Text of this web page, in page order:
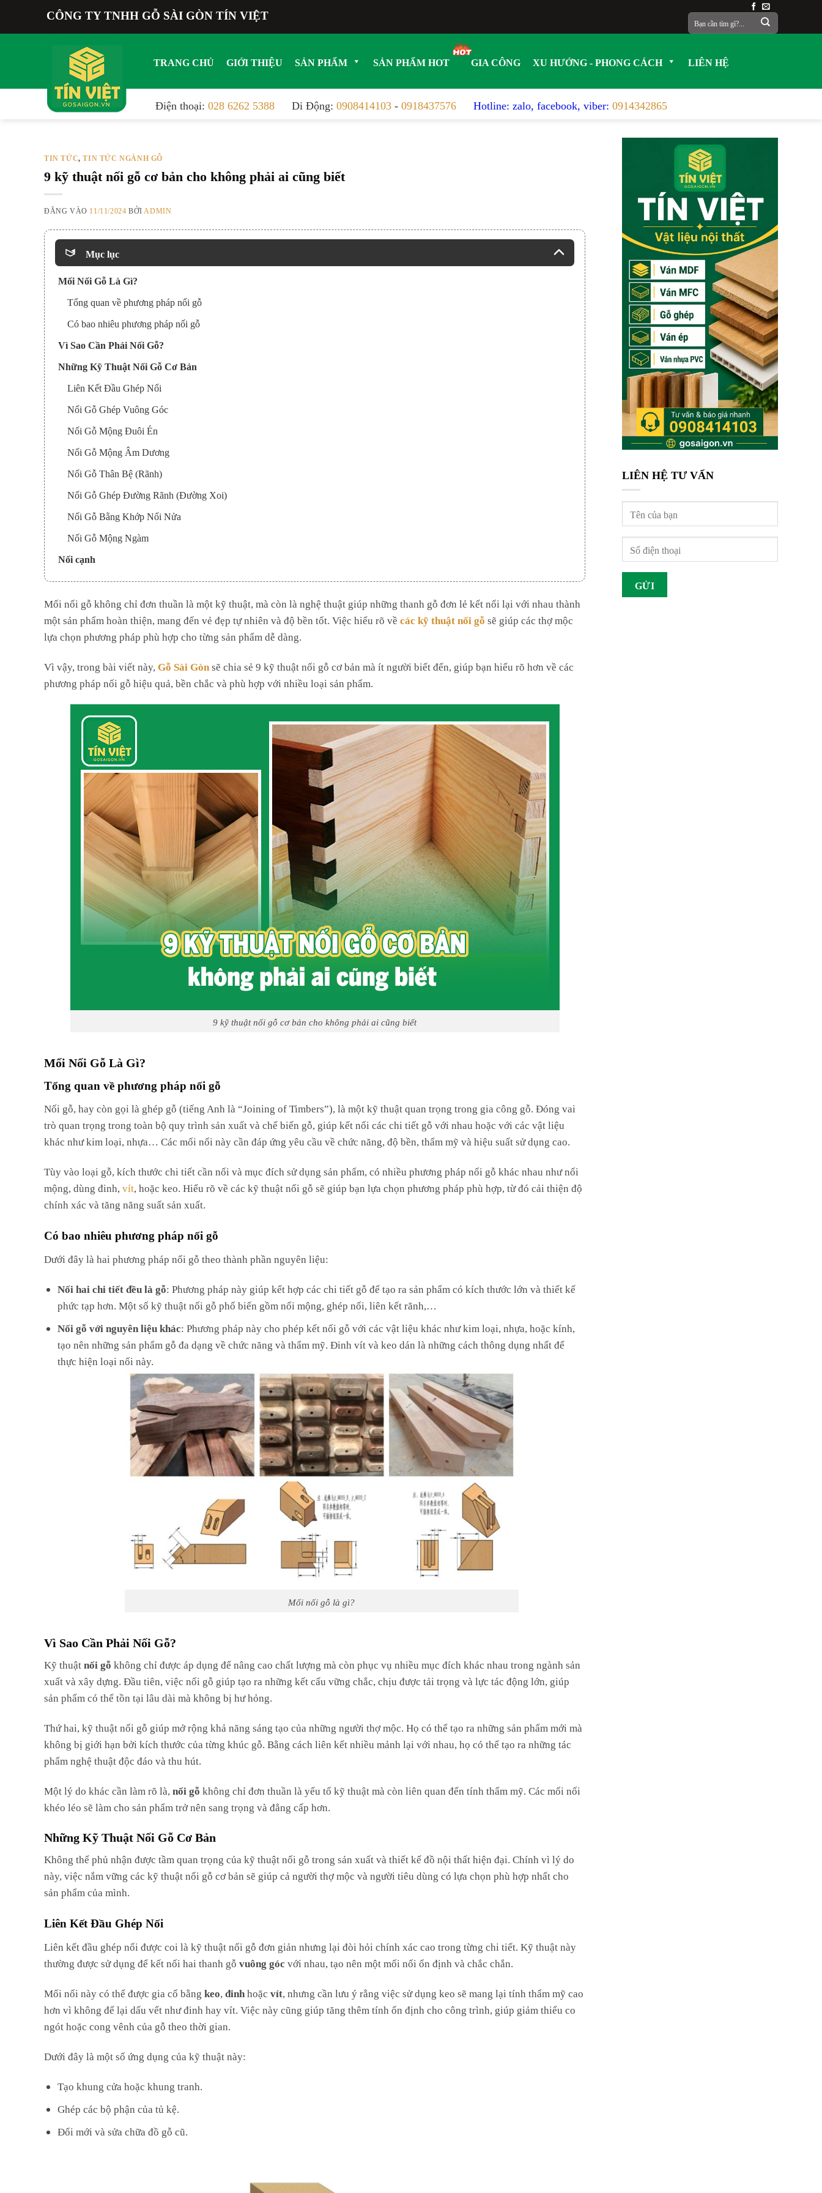
CÔNG TY TNHH GỖ SÀI GÒN TÍN VIỆT
Tìm
kiếm:
TRANG CHỦ GIỚI THIỆU SẢN PHẨM SẢN PHẨM HOT GIA CÔNG XU HƯỚNG - PHONG CÁCH LIÊN HỆ
Điện thoại: 028 6262 5388 Di Động: 0908414103- 0918437576 Hotline: zalo, facebook, viber: 0914342865
TIN TỨC,TIN TỨC NGÀNH GỖ
9 kỹ thuật nối gỗ cơ bản cho không phải ai cũng biết
ĐĂNG VÀO 11/11/2024 BỞI ADMIN
Mục lục
Mối Nối Gỗ Là Gì?
Tổng quan về phương pháp nối gỗ
Có bao nhiêu phương pháp nối gỗ
Vì Sao Cần Phải Nối Gỗ?
Những Kỹ Thuật Nối Gỗ Cơ Bản
Liên Kết Đầu Ghép Nối
Nối Gỗ Ghép Vuông Góc
Nối Gỗ Mộng Đuôi Én
Nối Gỗ Mộng Âm Dương
Nối Gỗ Thân Bệ (Rãnh)
Nối Gỗ Ghép Đường Rãnh (Đường Xoi)
Nối Gỗ Bằng Khớp Nối Nửa
Nối Gỗ Mộng Ngàm
Nối cạnh
Kết Luận
Mối nối gỗ không chỉ đơn thuần là một kỹ thuật, mà còn là nghệ thuật giúp những thanh gỗ đơn lẻ kết nối lại với nhau thành
một sản phẩm hoàn thiện, mang đến vẻ đẹp tự nhiên và độ bền tốt. Việc hiểu rõ về các kỹ thuật nối gỗ sẽ giúp các thợ mộc
lựa chọn phương pháp phù hợp cho từng sản phẩm dễ dàng.
Vì vậy, trong bài viết này, Gỗ Sài Gòn sẽ chia sẻ 9 kỹ thuật nối gỗ cơ bản mà ít người biết đến, giúp bạn hiểu rõ hơn về các
phương pháp nối gỗ hiệu quả, bền chắc và phù hợp với nhiều loại sản phẩm.
9 kỹ thuật nối gỗ cơ bản cho không phải ai cũng biết
Mối Nối Gỗ Là Gì?
Tổng quan về phương pháp nối gỗ
Nối gỗ, hay còn gọi là ghép gỗ (tiếng Anh là “Joining of Timbers”), là một kỹ thuật quan trọng trong gia công gỗ. Đóng vai
trò quan trọng trong toàn bộ quy trình sản xuất và chế biến gỗ, giúp kết nối các chi tiết gỗ với nhau hoặc với các vật liệu
khác như kim loại, nhựa… Các mối nối này cần đáp ứng yêu cầu về chức năng, độ bền, thẩm mỹ và hiệu suất sử dụng cao.
Tùy vào loại gỗ, kích thước chi tiết cần nối và mục đích sử dụng sản phẩm, có nhiều phương pháp nối gỗ khác nhau như nối
mộng, dùng đinh, vít , hoặc keo. Hiểu rõ về các kỹ thuật nối gỗ sẽ giúp bạn lựa chọn phương pháp phù hợp, từ đó cải thiện độ
chính xác và tăng năng suất sản xuất.
Có bao nhiêu phương pháp nối gỗ
Dưới đây là hai phương pháp nối gỗ theo thành phần nguyên liệu:
Nối hai chi tiết đều là gỗ: Phương pháp này giúp kết hợp các chi tiết gỗ để tạo ra sản phẩm có kích thước lớn và thiết kế
phức tạp hơn. Một số kỹ thuật nối gỗ phổ biến gồm nối mộng, ghép nối, liên kết rãnh,…
Nối gỗ với nguyên liệu khác: Phương pháp này cho phép kết nối gỗ với các vật liệu khác như kim loại, nhựa, hoặc kính,
tạo nên những sản phẩm gỗ đa dạng về chức năng và thẩm mỹ. Đinh vít và keo dán là những cách thông dụng nhất để
thực hiện loại nối này.
Mối nối gỗ là gì?
Vì Sao Cần Phải Nối Gỗ?
Kỹ thuật nối gỗ không chỉ được áp dụng để nâng cao chất lượng mà còn phục vụ nhiều mục đích khác nhau trong ngành sản
xuất và xây dựng. Đầu tiên, việc nối gỗ giúp tạo ra những kết cấu vững chắc, chịu được tải trọng và lực tác động lớn, giúp
sản phẩm có thể tồn tại lâu dài mà không bị hư hỏng.
Thứ hai, kỹ thuật nối gỗ giúp mở rộng khả năng sáng tạo của những người thợ mộc. Họ có thể tạo ra những sản phẩm mới mà
không bị giới hạn bởi kích thước của từng khúc gỗ. Bằng cách liên kết nhiều mảnh lại với nhau, họ có thể tạo ra những tác
phẩm nghệ thuật độc đáo và thu hút.
Một lý do khác cần làm rõ là, nối gỗ không chỉ đơn thuần là yếu tố kỹ thuật mà còn liên quan đến tính thẩm mỹ. Các mối nối
khéo léo sẽ làm cho sản phẩm trở nên sang trọng và đẳng cấp hơn.
Những Kỹ Thuật Nối Gỗ Cơ Bản
Không thể phủ nhận được tầm quan trọng của kỹ thuật nối gỗ trong sản xuất và thiết kế đồ nội thất hiện đại. Chính vì lý do
này, việc nắm vững các kỹ thuật nối gỗ cơ bản sẽ giúp cả người thợ mộc và người tiêu dùng có lựa chọn phù hợp nhất cho
sản phẩm của mình.
Liên Kết Đầu Ghép Nối
Liên kết đầu ghép nối được coi là kỹ thuật nối gỗ đơn giản nhưng lại đòi hỏi chính xác cao trong từng chi tiết. Kỹ thuật này
thường được sử dụng để kết nối hai thanh gỗ vuông góc với nhau, tạo nên một mối nối ổn định và chắc chắn.
Mối nối này có thể được gia cố bằng keo đinh hoặc vít , nhưng cần lưu ý rằng việc sử dụng keo sẽ mang lại tính thẩm mỹ cao
hơn vì không để lại dấu vết như đinh hay vít. Việc này cũng giúp tăng thêm tính ổn định cho công trình, giúp giảm thiểu co
ngót hoặc cong vênh của gỗ theo thời gian.
Dưới đây là một số ứng dụng của kỹ thuật này:
Tạo khung cửa hoặc khung tranh.
Ghép các bộ phận của tủ kệ.
Đổi mới và sửa chữa đồ gỗ cũ.
LIÊN HỆ TƯ VẤN